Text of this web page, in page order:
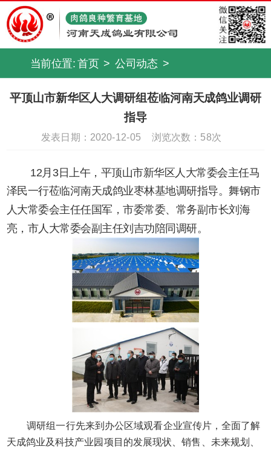
当前位置: 首页 > 公司动态 >
平顶山市新华区人大调研组莅临河南天成鸽业调研
指导
发表日期：2020-12-05 浏览次数： 58次
12月3日上午，平顶山市新华区人大常委会主任马
泽民一行莅临河南天成鸽业枣林基地调研指导。舞钢市
人大常委会主任任国军，市委常委、常务副市长刘海
亮，市人大常委会副主任刘吉功陪同调研。
调研组一行先来到办公区域观看企业宣传片，全面了解
天成鸽业及科技产业园项目的发展现状、销售、未来规划、